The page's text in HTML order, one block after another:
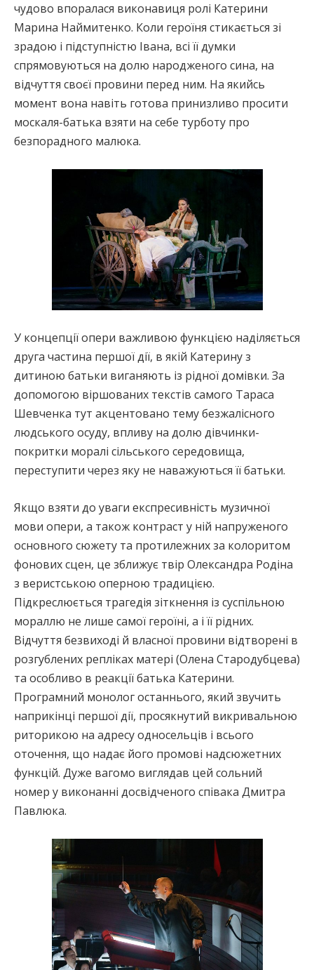
чудово впоралася виконавиця ролі Катерини
Марина Наймитенко. Коли героїня стикається зі
зрадою і підступністю Івана, всі її думки
спрямовуються на долю народженого сина, на
відчуття своєї провини перед ним. На якийсь
момент вона навіть готова принизливо просити
москаля-батька взяти на себе турботу про
безпорадного малюка.
У концепції опери важливою функцією наділяється
друга частина першої дії, в якій Катерину з
дитиною батьки виганяють із рідної домівки. За
допомогою віршованих текстів самого Тараса
Шевченка тут акцентовано тему безжалісного
людського осуду, впливу на долю дівчинки-
покритки моралі сільського середовища,
переступити через яку не наважуються її батьки.
Якщо взяти до уваги експресивність музичної
мови опери, а також контраст у ній напруженого
основного сюжету та протилежних за колоритом
фонових сцен, це зближує твір Олександра Родіна
з веристською оперною традицією.
Підкреслюється трагедія зіткнення із суспільною
мораллю не лише самої героїні, а і її рідних.
Відчуття безвиході й власної провини відтворені в
розгублених репліках матері (Олена Стародубцева)
та особливо в реакції батька Катерини.
Програмний монолог останнього, який звучить
наприкінці першої дії, просякнутий викривальною
риторикою на адресу односельців і всього
оточення, що надає його промові надсюжетних
функцій. Дуже вагомо виглядав цей сольний
номер у виконанні досвідченого співака Дмитра
Павлюка.